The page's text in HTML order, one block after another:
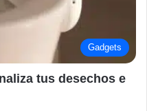
Gadgets
tus desechos e